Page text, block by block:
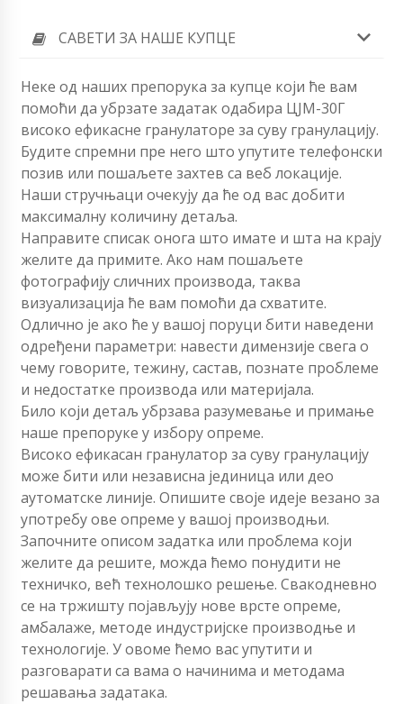
САВЕТИ ЗА НАШЕ КУПЦЕ
Неке од наших препорука за купце који ће вам
помоћи да убрзате задатак одабира ЦЈМ-30Г
високо ефикасне гранулаторе за суву гранулацију.
Будите спремни пре него што упутите телефонски
позив или пошаљете захтев са веб локације.
Наши стручњаци очекују да ће од вас добити
максималну количину детаља.
Направите списак онога што имате и шта на крају
желите да примите. Ако нам пошаљете
фотографију сличних производа, таква
визуализација ће вам помоћи да схватите.
Одлично је ако ће у вашој поруци бити наведени
одређени параметри: навести димензије свега о
чему говорите, тежину, састав, познате проблеме
и недостатке производа или материјала.
Било који детаљ убрзава разумевање и примање
наше препоруке у избору опреме.
Високо ефикасан гранулатор за суву гранулацију
може бити или независна јединица или део
аутоматске линије. Опишите своје идеје везано за
употребу ове опреме у вашој производњи.
Започните описом задатка или проблема који
желите да решите, можда ћемо понудити не
техничко, већ технолошко решење. Свакодневно
се на тржишту појављују нове врсте опреме,
амбалаже, методе индустријске производње и
технологије. У овоме ћемо вас упутити и
разговарати са вама о начинима и методама
решавања задатака.